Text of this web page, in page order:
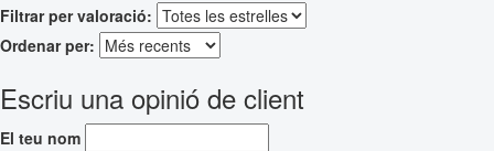
Filtrar per valoració:
Ordenar per:
Escriu una opinió de client
El teu nom